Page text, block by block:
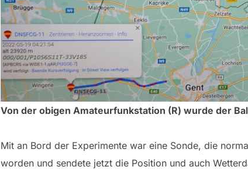
Von der obigen Amateurfunkstation (R) wurde der
Mit an Bord der Experimente war eine Sonde, die
worden und sendete jetzt die Position und auch